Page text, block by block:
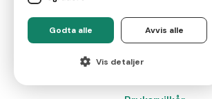
Om oss
Kontakt
Godta alle Avvis alle
Vis detaljer